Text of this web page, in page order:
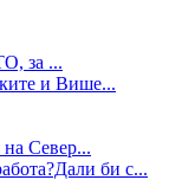
за ...
и Више...
на Север...
би с...